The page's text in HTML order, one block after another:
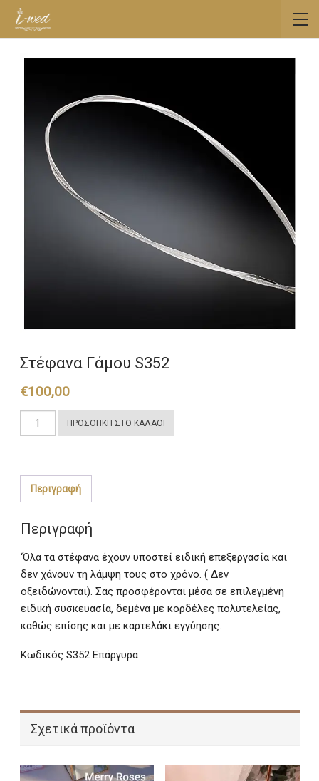
Στέφανα Γάμου S352
€100,00
Στέφανα
Γάμου
ΠΡΟΣΘΉΚΗ ΣΤΟ ΚΑΛΆΘΙ
Περιγραφή
Περιγραφή
‘Όλα τα στέφανα έχουν υποστεί ειδική επεξεργασία και
δεν χάνουν τη λάμψη τους στο χρόνο. ( Δεν
οξειδώνονται). Σας προσφέρονται μέσα σε επιλεγμένη
ειδική συσκευασία, δεμένα με κορδέλες πολυτελείας,
καθώς επίσης και με καρτελάκι εγγύησης.
Κωδικός S352 Επάργυρα
Σχετικά προϊόντα